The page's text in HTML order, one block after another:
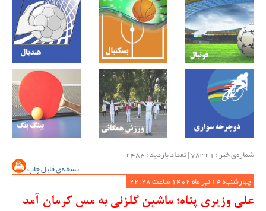
شماره‌ی خبر : ‌78321 | تعداد بازدید : 2484
نسخه‌ی قابل چاپ
چهارشنبه 14 تیر ماه 1402 ساعت 22:28
علی وزیری پناه؛ ماشین گلزنی به مس کرمان آمد